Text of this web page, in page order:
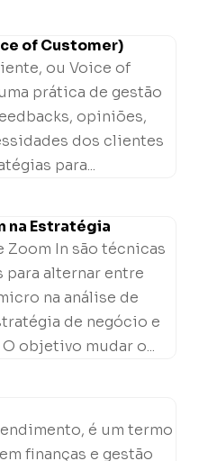
of Customer)
ou Voice of
prática de gestão
opiniões,
dos clientes
para...
na Estratégia
Zoom In são técnicas
para alternar entre
na análise de
de negócio e
objetivo mudar o...
é um termo
finanças e gestão